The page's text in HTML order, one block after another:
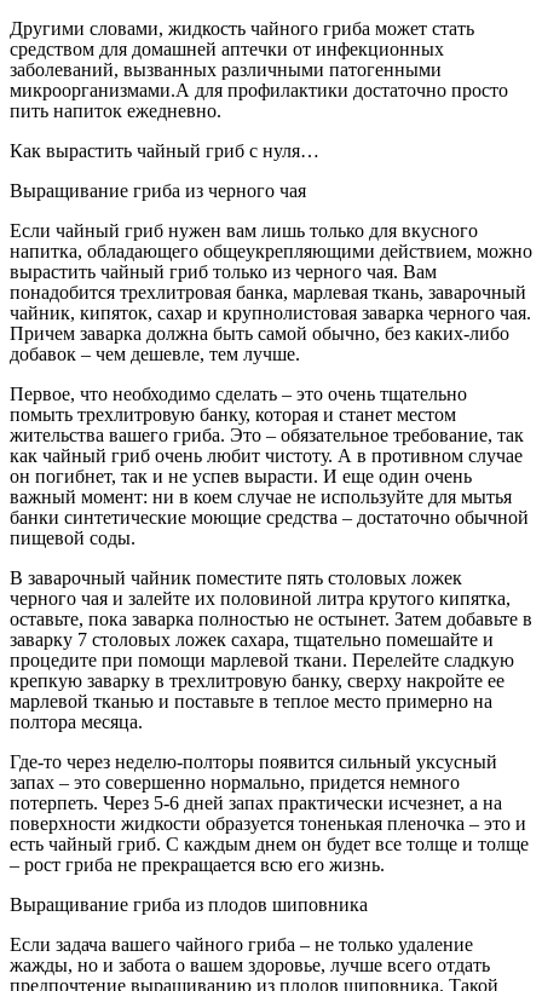
Другими словами, жидкость чайного гриба может стать
средством для домашней аптечки от инфекционных
заболеваний, вызванных различными патогенными
микроорганизмами.А для профилактики достаточно просто
пить напиток ежедневно.
Как вырастить чайный гриб с нуля…
Выращивание гриба из черного чая
Если чайный гриб нужен вам лишь только для вкусного
напитка, обладающего общеукрепляющими действием, можно
вырастить чайный гриб только из черного чая. Вам
понадобится трехлитровая банка, марлевая ткань, заварочный
чайник, кипяток, сахар и крупнолистовая заварка черного чая.
Причем заварка должна быть самой обычно, без каких-либо
добавок – чем дешевле, тем лучше.
Первое, что необходимо сделать – это очень тщательно
помыть трехлитровую банку, которая и станет местом
жительства вашего гриба. Это – обязательное требование, так
как чайный гриб очень любит чистоту. А в противном случае
он погибнет, так и не успев вырасти. И еще один очень
важный момент: ни в коем случае не используйте для мытья
банки синтетические моющие средства – достаточно обычной
пищевой соды.
В заварочный чайник поместите пять столовых ложек
черного чая и залейте их половиной литра крутого кипятка,
оставьте, пока заварка полностью не остынет. Затем добавьте в
заварку 7 столовых ложек сахара, тщательно помешайте и
процедите при помощи марлевой ткани. Перелейте сладкую
крепкую заварку в трехлитровую банку, сверху накройте ее
марлевой тканью и поставьте в теплое место примерно на
полтора месяца.
Где-то через неделю-полторы появится сильный уксусный
запах – это совершенно нормально, придется немного
потерпеть. Через 5-6 дней запах практически исчезнет, а на
поверхности жидкости образуется тоненькая пленочка – это и
есть чайный гриб. С каждым днем он будет все толще и толще
– рост гриба не прекращается всю его жизнь.
Выращивание гриба из плодов шиповника
Если задача вашего чайного гриба – не только удаление
жажды, но и забота о вашем здоровье, лучше всего отдать
предпочтение выращиванию из плодов шиповника. Такой